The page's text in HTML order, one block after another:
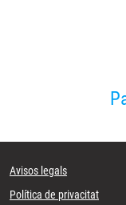
Avisos legals
Política de privacitat